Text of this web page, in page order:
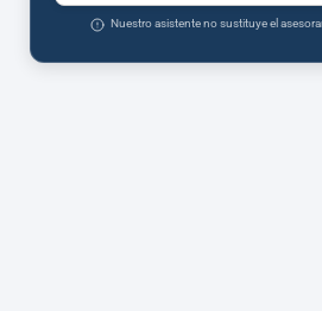
Nuestro asistente no sustituye el